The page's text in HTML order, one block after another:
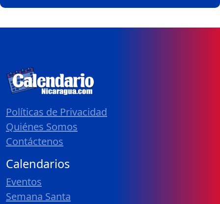
Políticas de Privacidad
Quiénes Somos
Contáctenos
Calendarios
Eventos
Semana Santa